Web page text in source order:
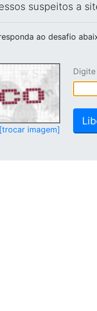
suspeitos a
ao desafio
[trocar imagem]